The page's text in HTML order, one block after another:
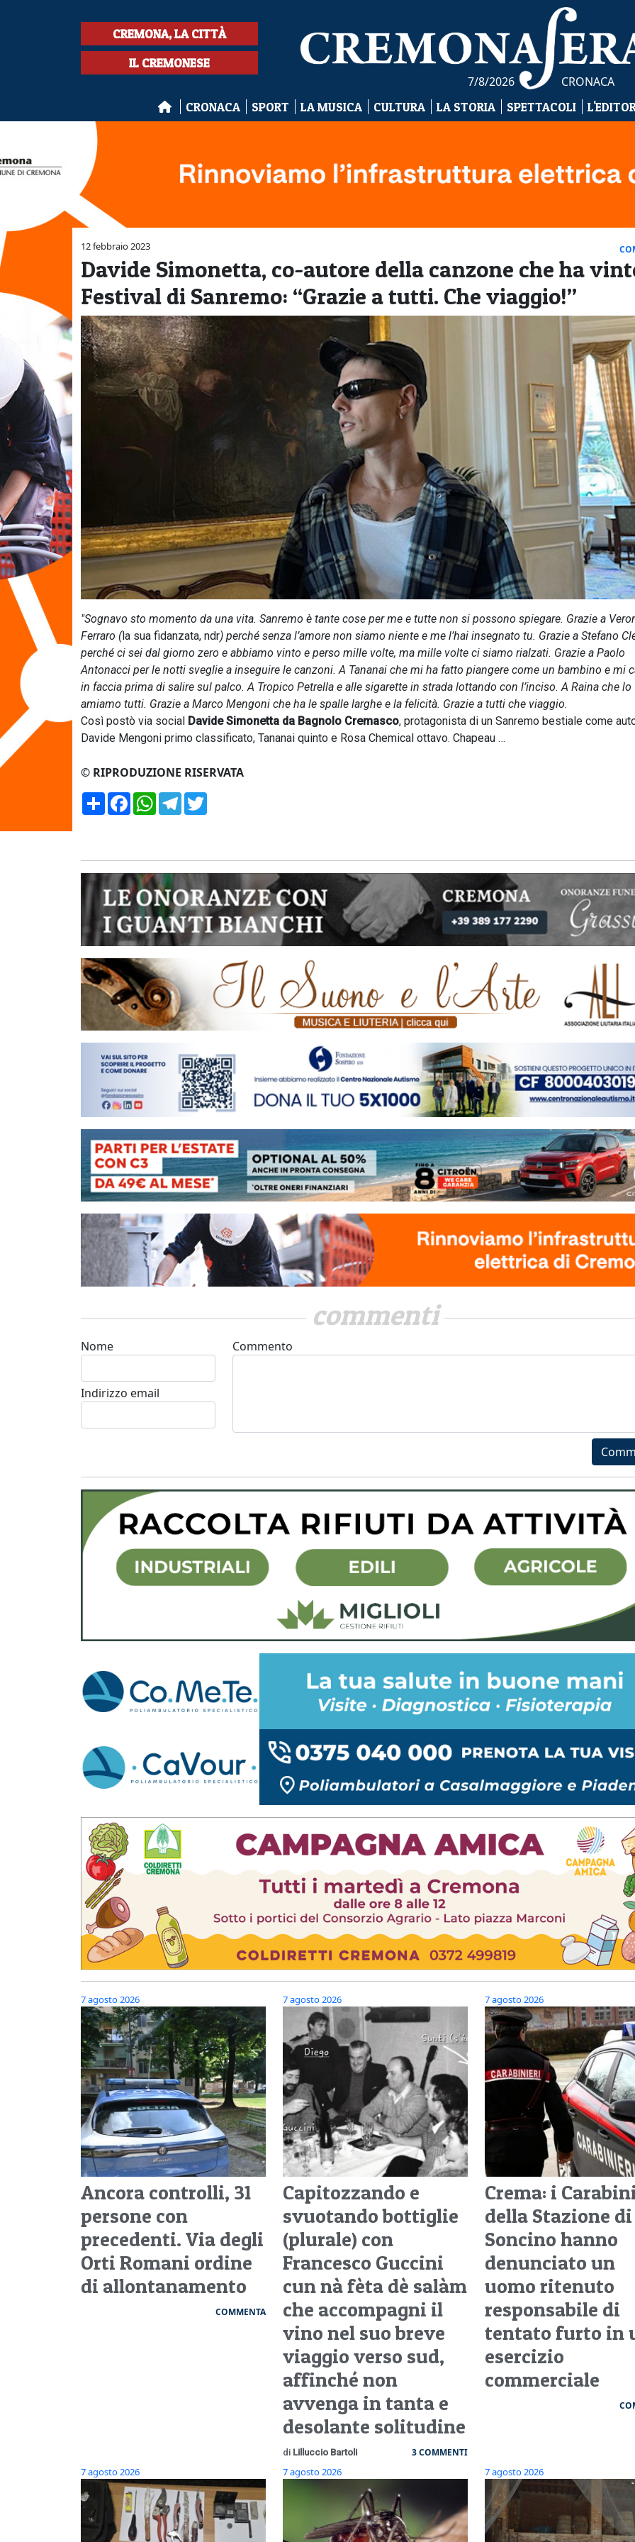
CREMONA, LA CITTÀ
IL CREMONESE
7/8/2026 CRONACA
CRONACA SPORT LA MUSICA CULTURA LA STORIA SPETTACOLI
12 febbraio 2023
Davide Simonetta, co-autore della canzone che ha
Festival di Sanremo: “Grazie a tutti. Che viaggio!”
"Sognavo sto momento da una vita. Sanremo è tante cose per me e tutte non si possono spiegare. Grazie a
Ferraro (la sua fidanzata, ndr) perché senza l’amore non siamo niente e me l’hai insegnato tu. Grazie a Stefano
perché ci sei dal giorno zero e abbiamo vinto e perso mille volte, ma mille volte ci siamo rialzati. Grazie a Paolo
Antonacci per le notti sveglie a inseguire le canzoni. A Tananai che mi ha fatto piangere come un bambino e mi
in faccia prima di salire sul palco. A Tropico Petrella e alle sigarette in strada lottando con l’inciso. A Raina che lo
amiamo tutti. Grazie a Marco Mengoni che ha le spalle larghe e la felicità. Grazie a tutti che viaggio.
Così postò via social Davide Simonetta da Bagnolo Cremasco, protagonista di un Sanremo bestiale come
Davide Mengoni primo classificato, Tananai quinto e Rosa Chemical ottavo. Chapeau …
© RIPRODUZIONE RISERVATA
CondividiFacebookWhatsApp
Telegram
commenti
Nome
Indirizzo email
Commento
7 agosto 2026
Ancora controlli, 31
persone con
precedenti. Via degli
Orti Romani ordine
di allontanamento
COMMENTA
7 agosto 2026
Capitozzando e
svuotando bottiglie
(plurale) con
Francesco Guccini
cun nà fèta dè salàm
che accompagni il
vino nel suo breve
viaggio verso sud,
affinché non
avvenga in tanta e
desolante solitudine
di Lilluccio Bartoli 3 COMMENTI
7 agosto 2026
Crema: i
della Stazione di
Soncino hanno
denunciato un
uomo ritenuto
responsabile di
tentato furto in
esercizio
commerciale
7 agosto 2026 7 agosto 2026 7 agosto 2026